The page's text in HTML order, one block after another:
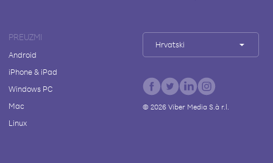
PREUZMI
Android
iPhone & iPad
Windows PC
Mac
Linux
Hrvatski
© 2026Viber Media S.à r.l.